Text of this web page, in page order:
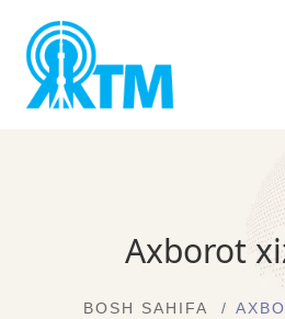
Axborot
BOSH SAHIFA